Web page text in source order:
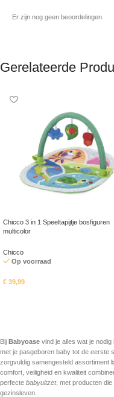
Er zijn nog geen beoordelingen.
Gerelateerde
Chicco 3 in 1 Speeltapijtje bosfiguren
multicolor
Chicco
Op voorraad
€ 39,99
Bij Babyoase vind je alles wat je
met je pasgeboren baby tot de eerste
zorgvuldig samengesteld assortiment
comfort, veiligheid en kwaliteit
perfecte babyuitzet, met producten
gezinsleven.